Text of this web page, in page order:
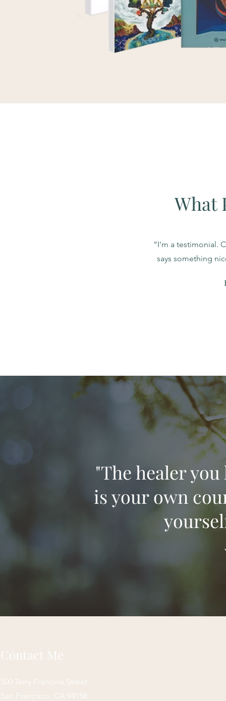
What
“I'm a testimonial.
says something
"The healer
is your own
Contact Me
500 Terry Francine Street
San Francisco, CA 94158